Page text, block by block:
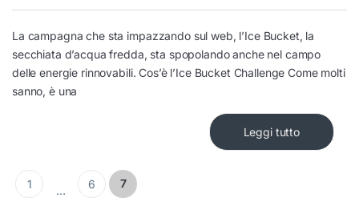
La campagna che sta impazzando sul web, l’Ice Bucket, la
secchiata d’acqua fredda, sta spopolando anche nel campo
delle energie rinnovabili. Cos’è l’Ice Bucket Challenge Come molti
sanno, è una
Leggi tutto
Paginazione degli articoli
1 … 6 7